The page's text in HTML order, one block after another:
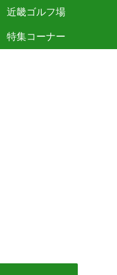
近畿ゴルフ場
特集コーナー